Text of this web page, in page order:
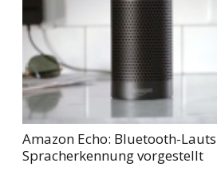
Amazon Echo: Bluetooth-
Spracherkennung vorgestellt